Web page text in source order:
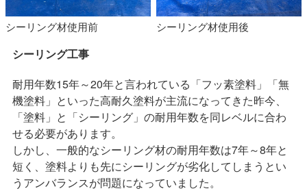
シーリング材使用前 シーリング材使用後
シーリング工事
耐用年数15年～20年と言われている「フッ素塗料」「無
機塗料」といった高耐久塗料が主流になってきた昨今、
「塗料」と「シーリング」の耐用年数を同レベルに合わ
せる必要があります。
しかし、一般的なシーリング材の耐用年数は7年～8年と
短く、塗料よりも先にシーリングが劣化してしまうとい
うアンバランスが問題になっていました。